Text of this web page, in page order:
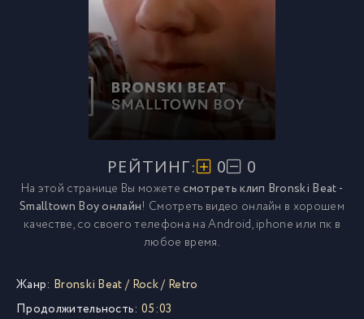
РЕЙТИНГ: 0 0
На этой странице Вы можетесмотреть клип Bronski Beat -
Smalltown Boy онлайн! Смотреть видео онлайн в хорошем
качестве, со своего телефона на Android, iphone или пк в
любое время.
Жанр: Bronski Beat/ Rock/ Retro
Продолжительность: 05:03